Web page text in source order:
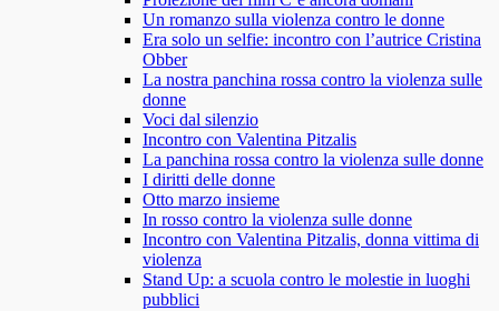
Un romanzo sulla violenza contro le donne
Era solo un selfie: incontro con l’autrice Cristina
Obber
La nostra panchina rossa contro la violenza sulle
donne
Voci dal silenzio
Incontro con Valentina Pitzalis
La panchina rossa contro la violenza sulle donne
I diritti delle donne
Otto marzo insieme
In rosso contro la violenza sulle donne
Incontro con Valentina Pitzalis, donna vittima di
violenza
Stand Up: a scuola contro le molestie in luoghi
pubblici